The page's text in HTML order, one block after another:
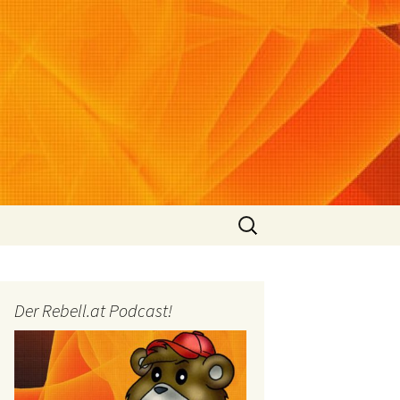
Suchen
nach:
Der Rebell.at Podcast!